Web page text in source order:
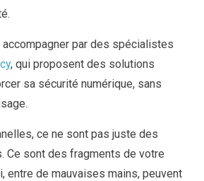
par des spécialistes
, qui proposent des solutions
sa sécurité numérique, sans
ce ne sont pas juste des
Ce sont des fragments de votre
entre de mauvaises mains, peuvent